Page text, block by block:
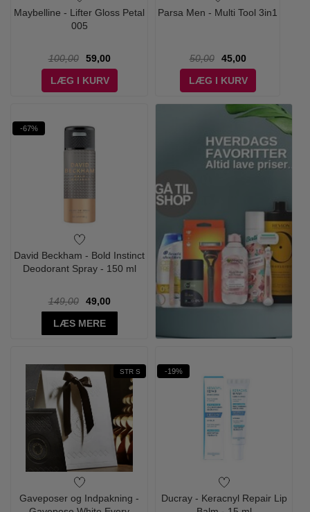
Maybelline - Lifter Gloss Petal
005
100,00
59,00
LÆG I KURV
Parsa Men - Multi Tool 3in1
50,00
45,00
LÆG I KURV
-67%
David Beckham - Bold Instinct
Deodorant Spray - 150 ml
149,00
49,00
LÆS MERE
STR S
Gaveposer og Indpakning -
-19%
Ducray - Keracnyl Repair Lip